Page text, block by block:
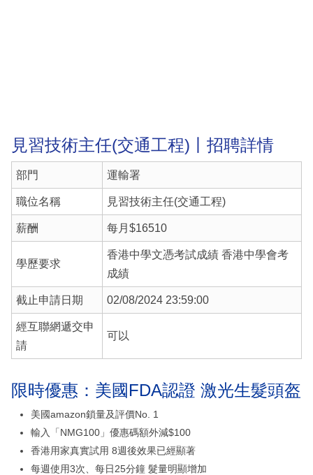
見習技術主任(交通工程)丨招聘詳情
部門 運輸署
職位名稱 見習技術主任(交通工程)
薪酬 每月$16510
學歷要求
香港中學文憑考試成績 香港中學會考
成績
截止申請日期 02/08/2024 23:59:00
經互聯網遞交申
請
可以
限時優惠：美國FDA認證 激光生髮頭盔
美國amazon鎖量及評價No. 1
輸入「NMG100」優惠碼額外減$100
香港用家真實試用 8週後效果已經顯著
每週使用3次、每日25分鐘 髮量明顯增加